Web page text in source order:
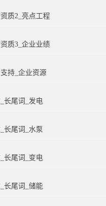
质2_亮点工程
质3_企业业绩
持_企业资源
长尾词_发电
长尾词_水泵
长尾词_变电
长尾词_储能